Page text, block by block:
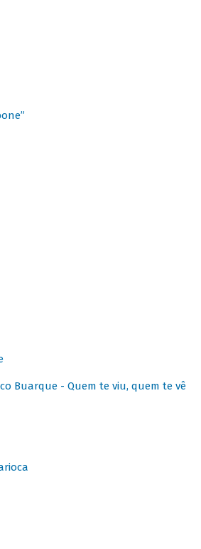
Buarque - Quem te viu, quem te vê